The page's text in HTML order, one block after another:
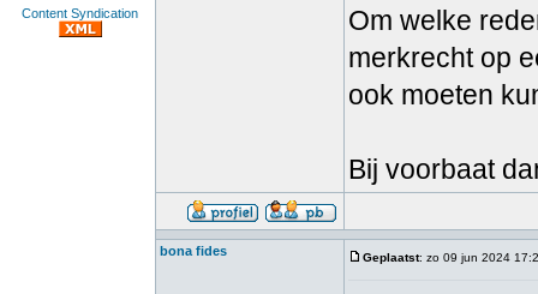
Content Syndication
Om welke
merkrecht op
ook moeten
Bij voorbaat
bona fides Geplaatst: zo 09 jun 2024